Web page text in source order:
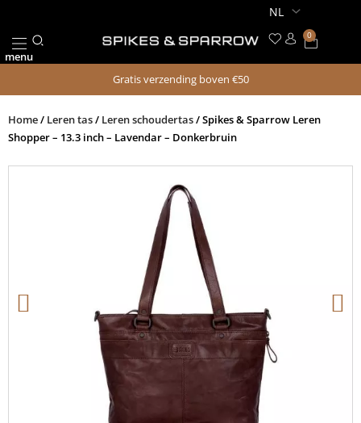
de
inhoud
menu
0
Gratis verzending boven €50
Home/ Leren tas/ Leren schoudertas/ Spikes & Sparrow Leren
Shopper – 13.3 inch – Lavendar – Donkerbruin